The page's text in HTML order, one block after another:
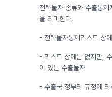
전략물자 종류와 수출통
을 의미한다.
- 전략물자통제리스트 상
- 리스트 상에는 없지만,
이 있는 수출물자
- 수출국 정부의 규정에